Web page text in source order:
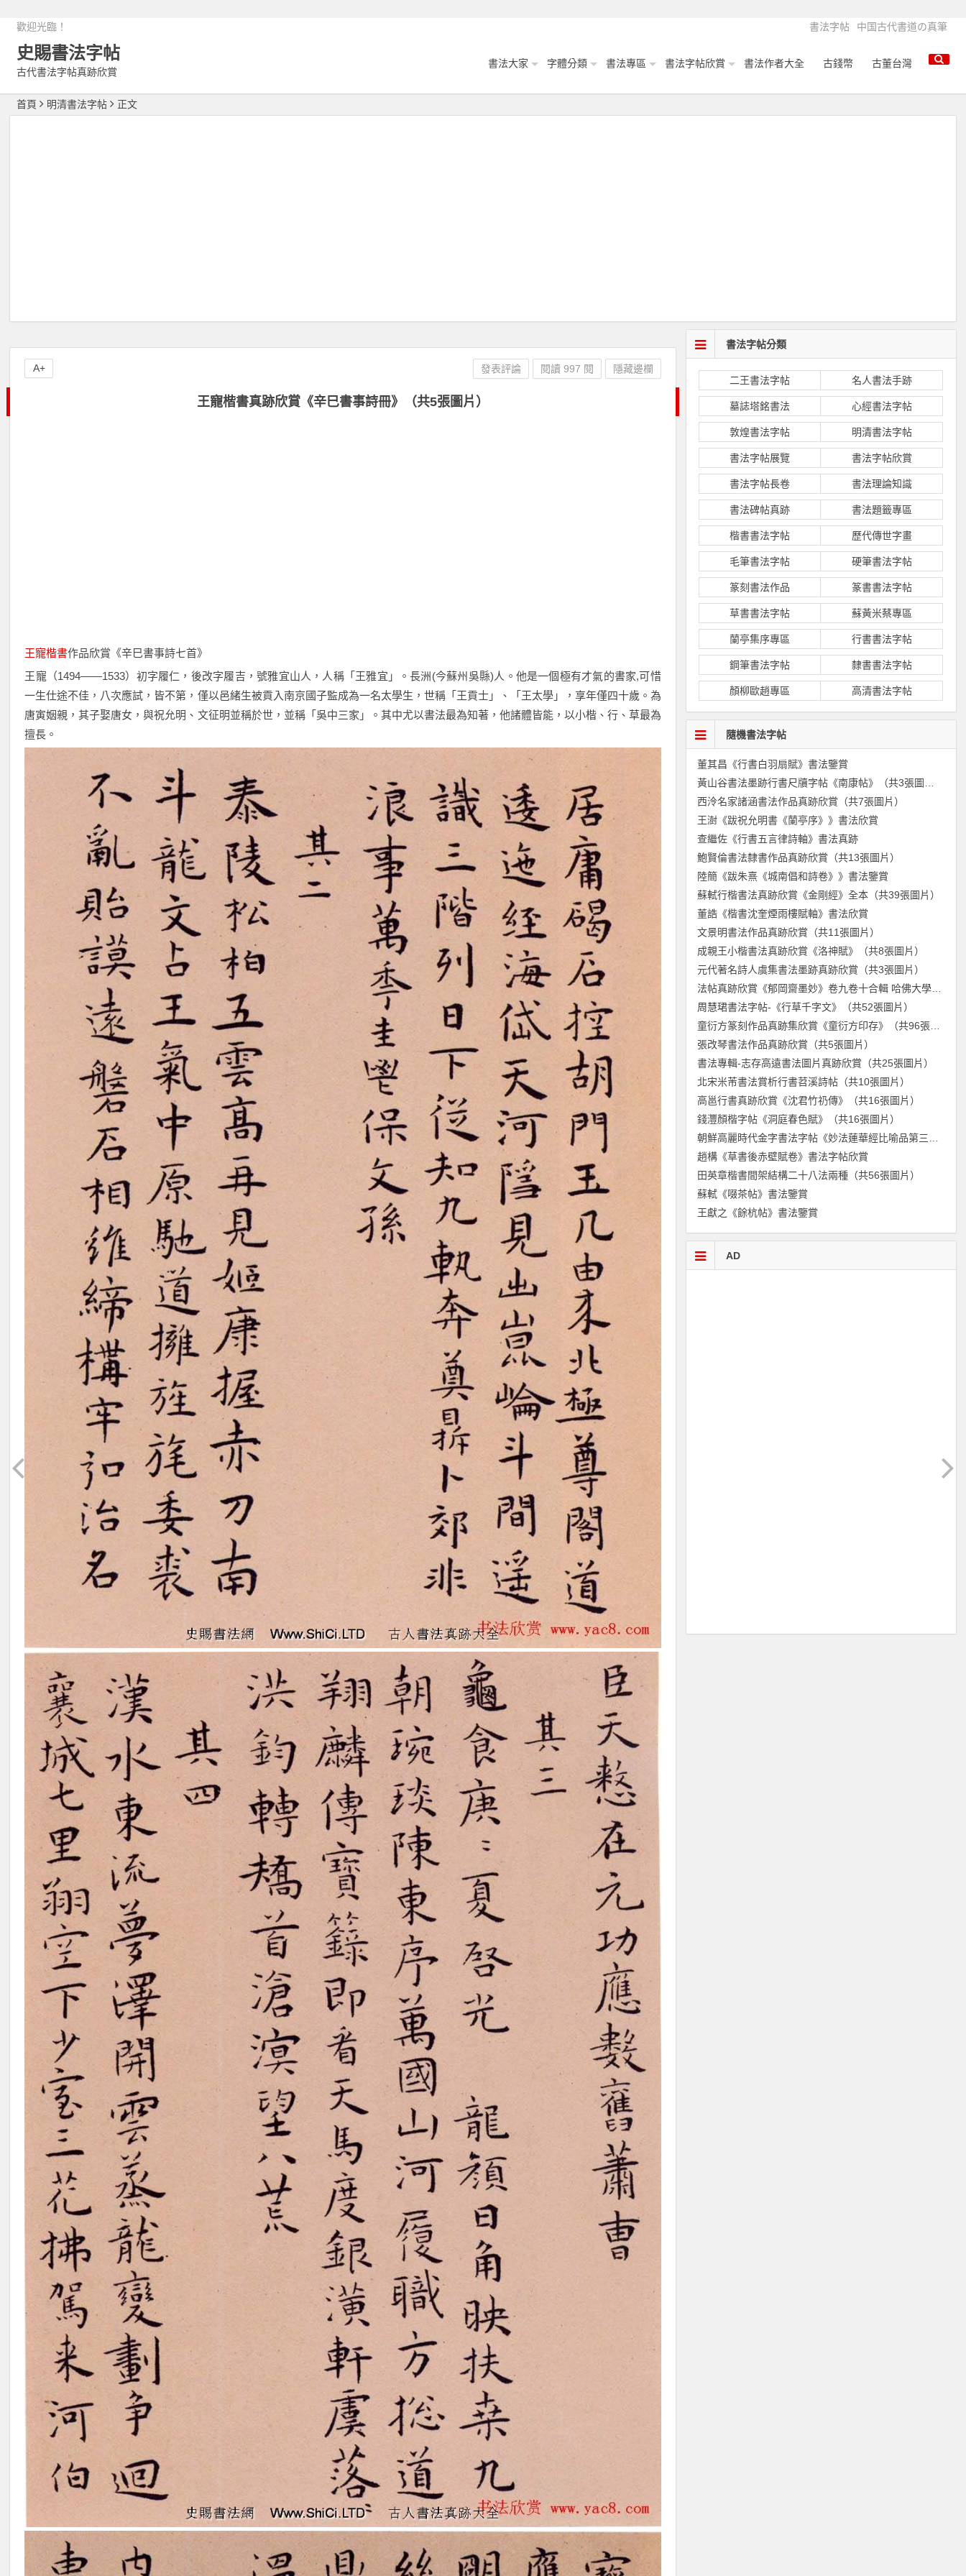
歡迎光臨！ 書法字帖 中国古代書道の真筆
史賜書法字帖
古代書法字帖真跡欣賞
書法大家 字體分類 書法專區 書法字帖欣賞 書法作者大全 古錢幣 古董台灣
首頁 明清書法字帖 正文
王寵楷書真跡欣賞《辛巳書事詩冊》（共5張圖片）
王寵楷書作品欣賞《辛巳書事詩七首》
王寵（1494——1533）初字履仁，後改字履吉，號雅宜山人，人稱「王雅宜」。長洲(今蘇州吳縣)人。他是一個極有才氣的書家,可惜
一生仕途不佳，八次應試，皆不第，僅以邑緒生被貢入南京國子監成為一名太學生，世稱「王貢士」、「王太學」，享年僅四十歲。為
唐寅姻親，其子娶唐女，與祝允明、文征明並稱於世，並稱「吳中三家」。其中尤以書法最為知著，他諸體皆能，以小楷、行、草最為
擅長。
發表評論 閱讀 997 閱 隱藏邊欄
A+
書法字帖分類
二王書法字帖 名人書法手跡
墓誌塔銘書法 心經書法字帖
敦煌書法字帖 明清書法字帖
書法字帖展覽 書法字帖欣賞
書法字帖長卷 書法理論知識
書法碑帖真跡 書法題籤專區
楷書書法字帖 歷代傳世字畫
毛筆書法字帖 硬筆書法字帖
篆刻書法作品 篆書書法字帖
草書書法字帖 蘇黃米蔡專區
蘭亭集序專區 行書書法字帖
鋼筆書法字帖 隸書書法字帖
顏柳歐趙專區 高清書法字帖
隨機書法字帖
董其昌《行書白羽扇賦》書法鑒賞
西泠名家諸涵書法作品真跡欣賞（共7張圖片）
王澍《跋祝允明書《蘭亭序》》書法欣賞
查繼佐《行書五言律詩軸》書法真跡
鮑賢倫書法隸書作品真跡欣賞（共13張圖片）
陸簡《跋朱熹《城南倡和詩卷》》書法鑒賞
蘇軾行楷書法真跡欣賞《金剛經》全本（共39張圖片）
董誥《楷書沈奎煙雨樓賦軸》書法欣賞
文景明書法作品真跡欣賞（共11張圖片）
成親王小楷書法真跡欣賞《洛神賦》（共8張圖片）
元代著名詩人虞集書法墨跡真跡欣賞（共3張圖片）
法帖真跡欣賞《郁岡齋墨妙》卷九卷十合輯 哈佛大學藏本（共58張圖片）
周慧珺書法字帖-《行草千字文》（共52張圖片）
童衍方篆刻作品真跡集欣賞《童衍方印存》（共96張圖片）
張改琴書法作品真跡欣賞（共5張圖片）
書法專輯-志存高遠書法圖片真跡欣賞（共25張圖片）
北宋米芾書法賞析行書苕溪詩帖（共10張圖片）
高邕行書真跡欣賞《沈君竹礽傳》（共16張圖片）
錢灃顏楷字帖《洞庭春色賦》（共16張圖片）
趙構《草書後赤壁賦卷》書法字帖欣賞
田英章楷書間架結構二十八法兩種（共56張圖片）
蘇軾《啜茶帖》書法鑒賞
王獻之《餘杭帖》書法鑒賞
AD